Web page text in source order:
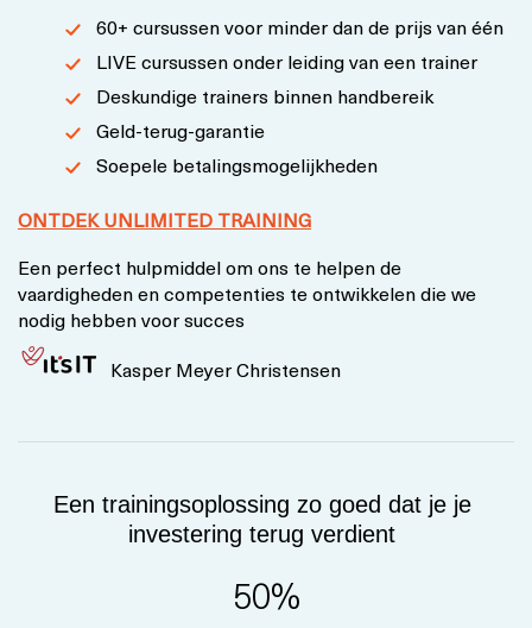
60+ cursussen voor minder dan de prijs van één
LIVE cursussen onder leiding van een trainer
Deskundige trainers binnen handbereik
Geld-terug-garantie
Soepele betalingsmogelijkheden
ONTDEK UNLIMITED TRAINING
Een perfect hulpmiddel om ons te helpen de
vaardigheden en competenties te ontwikkelen die we
nodig hebben voor succes
Kasper Meyer Christensen
Een trainingsoplossing zo goed dat je je
investering terug verdient
50%